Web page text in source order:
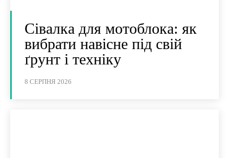
Сівалка для мотоблока: як
вибрати навісне під свій
ґрунт і техніку
8 СЕРПНЯ 2026